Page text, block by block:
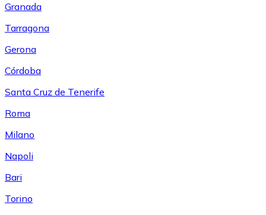
Granada
Tarragona
Gerona
Córdoba
Santa Cruz de Tenerife
Roma
Milano
Napoli
Bari
Torino